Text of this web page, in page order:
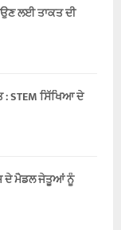
ਲਈ ਤਾਕਤ ਦੀ
STEM ਸਿੱਖਿਆ ਦੇ
ਦੇ ਮੈਡਲ ਜੇਤੂਆਂ ਨੂੰ